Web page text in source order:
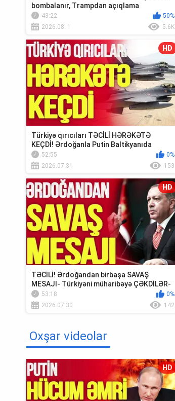
bombalanır, Trampdan açıqlama
43:22
50%
2026.08. 1
5.6K
HD
Türkiyə qırıcıları TƏCİLİ HƏRƏKƏTƏ
KEÇDİ! Ərdoğanla Putin Baltikyanıda
TOQQUŞUR-TV...
52:55
0%
2026.07.31
153
HD
TƏCİLİ! Ərdoğandan birbaşa SAVAŞ
MESAJI- Türkiyəni müharibəyə ÇƏKDİLƏR-
TV Müsavat
53:18
0%
2026.07.30
142
Oxşar videolar
HD